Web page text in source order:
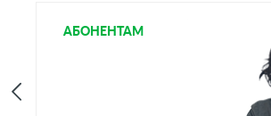
АБОНЕНТАМ